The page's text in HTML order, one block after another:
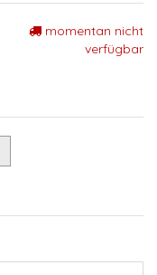
momentan nicht
verfügbar